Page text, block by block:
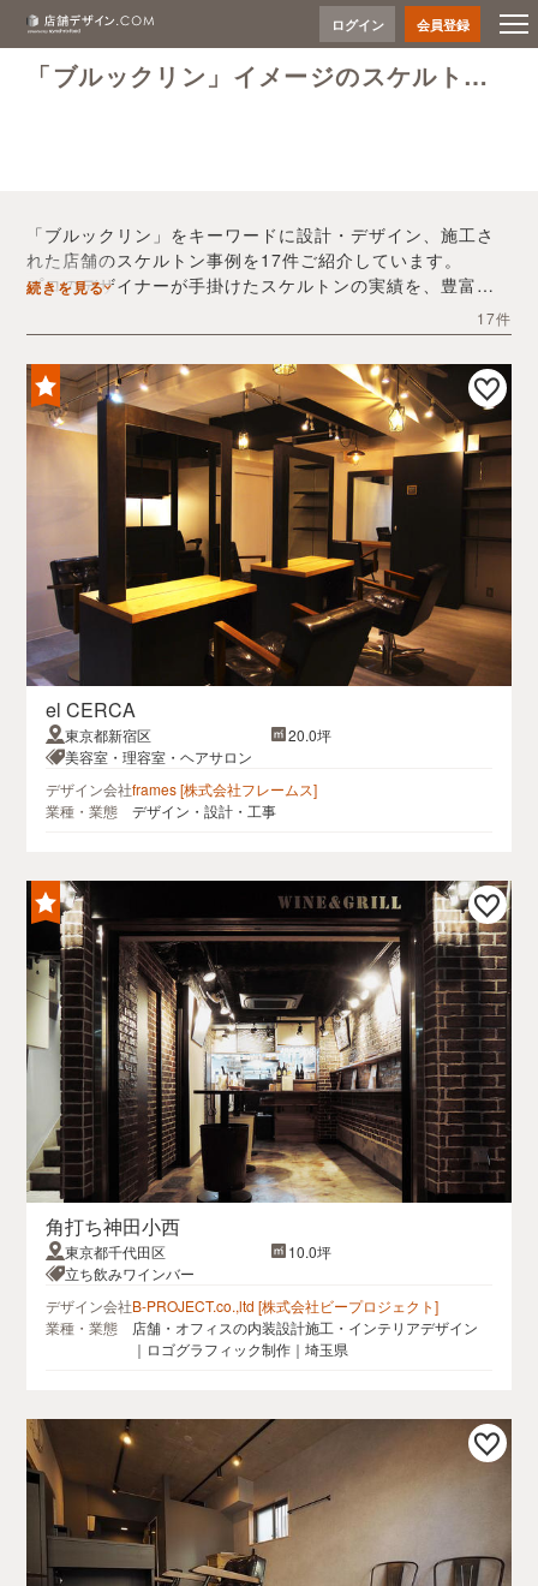
ログイン 会員登録
「ブルックリン」イメージのスケルトン事例
「ブルックリン」をキーワードに設計・デザイン、施工さ
れた店舗のスケルトン事例を17件ご紹介しています。
プロのデザイナーが手掛けたスケルトンの実績を、豊富な
デザイン内装会社探しや費用感の把握など、「ブルックリ
ン」の店舗イメージを固めるヒントとしてぜひお役立てく
ださい。
続きを見る
17件
el CERCA
東京都新宿区
20.0坪
美容室・理容室・ヘアサロン
デザイン会社frames [株式会社フレームス]
業種・業態
デザイン・設計・工事
角打ち神田小西
東京都千代田区
10.0坪
立ち飲みワインバー
デザイン会社B-PROJECT.co.,ltd [株式会社ビープロジェクト]
業種・業態
店舗・オフィスの内装設計施工・インテリアデザイン
｜ロゴグラフィック制作｜埼玉県